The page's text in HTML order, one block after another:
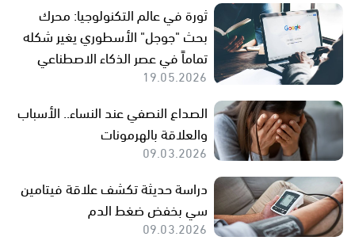
ثورة في عالم التكنولوجيا: محرك
بحث "جوجل" الأسطوري يغير شكله
تماماً في عصر الذكاء الاصطناعي
19.05.2026
الصداع النصفي عند النساء.. الأسباب
والعلاقة بالهرمونات
09.03.2026
دراسة حديثة تكشف علاقة فيتامين
سي بخفض ضغط الدم
09.03.2026